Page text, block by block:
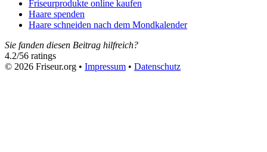
Friseurprodukte online kaufen
Haare spenden
Haare schneiden nach dem Mondkalender
Sie fanden diesen Beitrag hilfreich?
4.2/56 ratings
© 2026 Friseur.org • Impressum • Datenschutz